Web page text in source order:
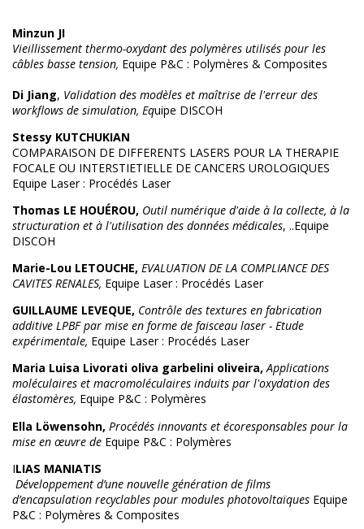
Minzun JI
Vieillissement thermo-oxydant des polymères utilisés pour les
câbles basse tension, Equipe P&C : Polymères & Composites
Di Jiang, Validation des modèles et maîtrise de l'erreur des
workflows de simulation, Equipe DISCOH
Stessy KUTCHUKIAN
COMPARAISON DE DIFFERENTS LASERS POUR LA THERAPIE
FOCALE OU INTERSTIETIELLE DE CANCERS UROLOGIQUES
Equipe Laser : Procédés Laser
Thomas LE HOUÉROU, Outil numérique d'aide à la collecte, à la
structuration et à l'utilisation des données médicales, ..Equipe
DISCOH
Marie-Lou LETOUCHE, EVALUATION DE LA COMPLIANCE DES
CAVITES RENALES, Equipe Laser : Procédés Laser
GUILLAUME LEVEQUE, Contrôle des textures en fabrication
additive LPBF par mise en forme de faisceau laser - Etude
expérimentale, Equipe Laser : Procédés Laser
Maria Luisa Livorati oliva garbelini oliveira,Applications
moléculaires et macromoléculaires induits par l'oxydation des
élastomères, Equipe P&C : Polymères
Ella Löwensohn, Procédés innovants et écoresponsables pour la
mise en œuvre de Equipe P&C : Polymères
ILIAS MANIATIS
Développement d’une nouvelle génération de films
d’encapsulation recyclables pour modules photovoltaïques Equipe
P&C : Polymères & Composites